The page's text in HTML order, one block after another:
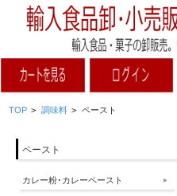
TOP > 調味料 > ペースト
ペースト
カレー粉･カレーペースト